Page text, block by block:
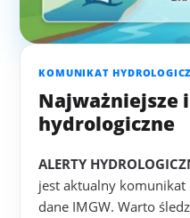
KOMUNIKAT
Najważniejsze
hydrologiczne
ALERTY
jest aktualny
dane IMGW. Warto